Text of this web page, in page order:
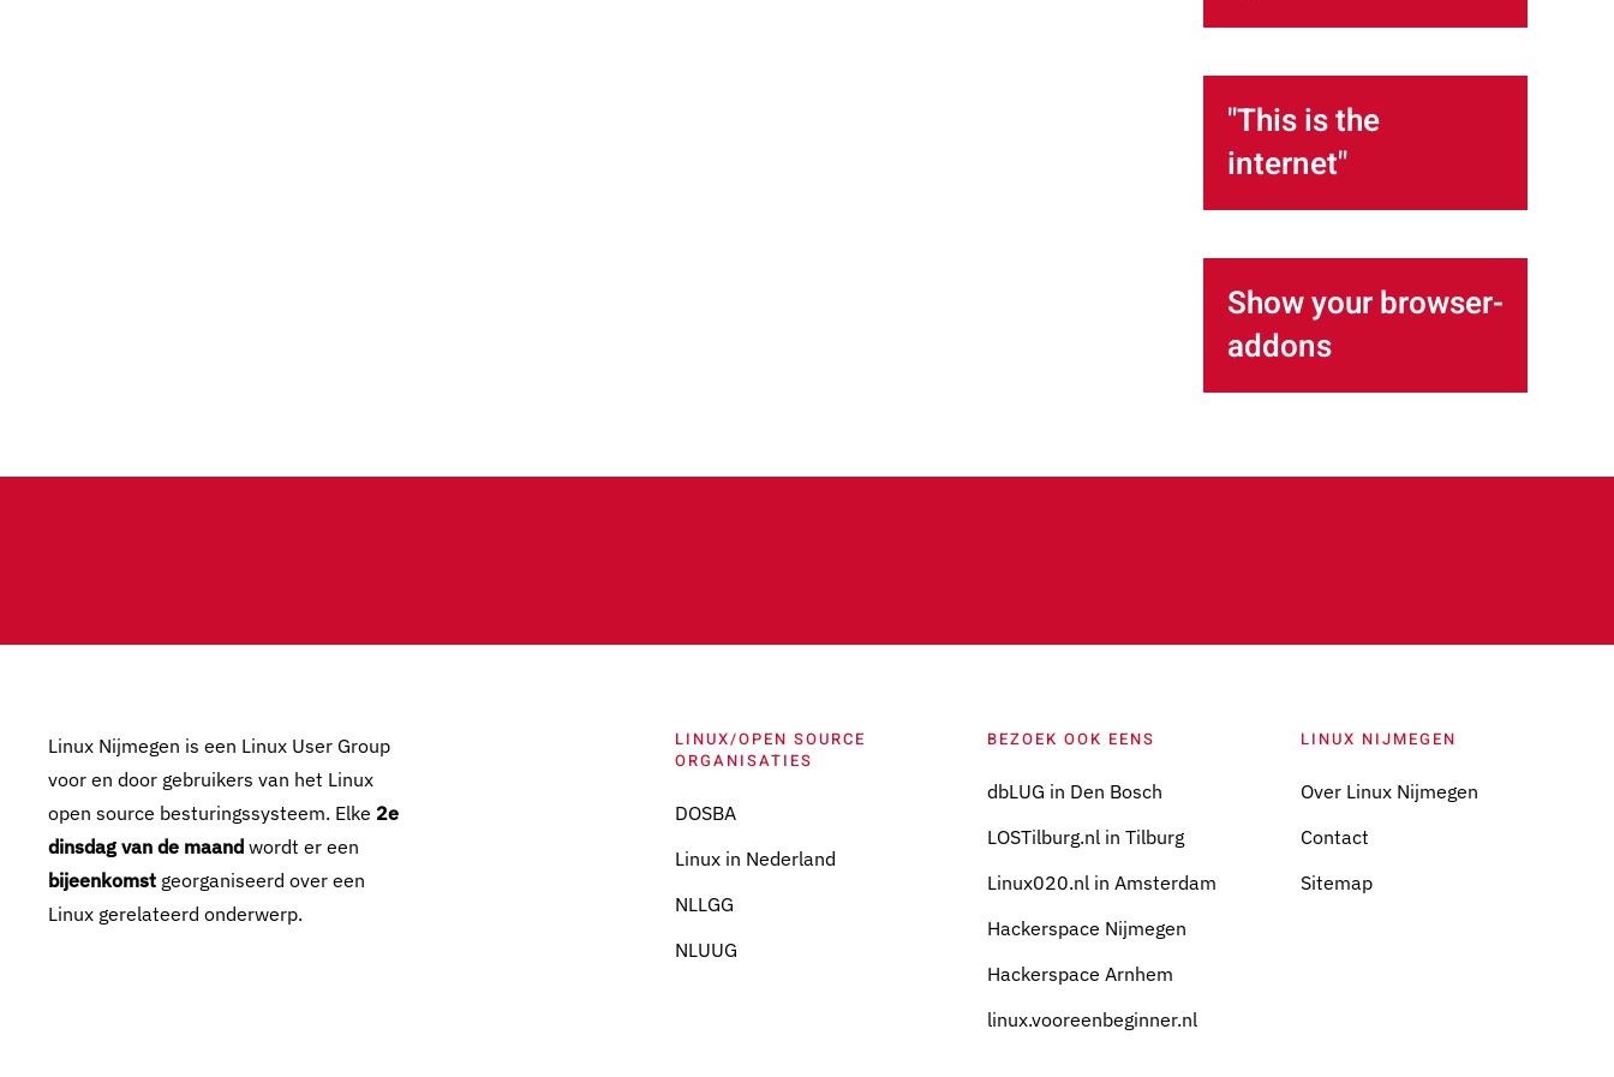
"This is the
internet"
Show your browser-
addons
Linux Nijmegen is een Linux User Group
voor en door gebruikers van het Linux
open source besturingssysteem. Elke 2e
dinsdag van de maand wordt er een
bijeenkomst georganiseerd over een
Linux gerelateerd onderwerp.
LINUX/OPEN SOURCE
ORGANISATIES
DOSBA
Linux in Nederland
NLLGG
NLUUG
BEZOEK OOK EENS
dbLUG in Den Bosch
LOSTilburg.nl in Tilburg
Linux020.nl in Amsterdam
Hackerspace Nijmegen
Hackerspace Arnhem
linux.vooreenbeginner.nl
LINUX NIJMEGEN
Over Linux Nijmegen
Contact
Sitemap